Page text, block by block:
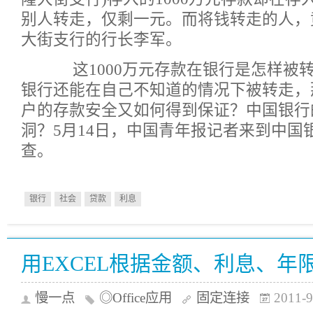
别人转走，仅剩一元。而将钱转走的人
大街支行的行长李军。
这1000万元存款在银行是怎样被
银行还能在自己不知道的情况下被转走
户的存款安全又如何得到保证？中国银
洞？5月14日，中国青年报记者来到中国
查。
银行 社会 贷款 利息
用EXCEL根据金额、利息、年
慢一点 ◎Office应用 固定连接
2011-